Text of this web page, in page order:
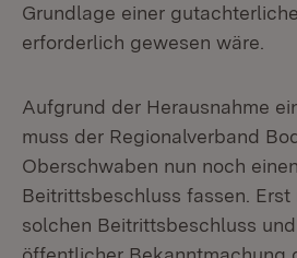
Grundlage einer
erforderlich gewesen wäre.
Aufgrund der Herausnahme
muss der Regionalverband
Oberschwaben nun noch
Beitrittsbeschluss fassen. Erst
solchen Beitrittsbeschluss